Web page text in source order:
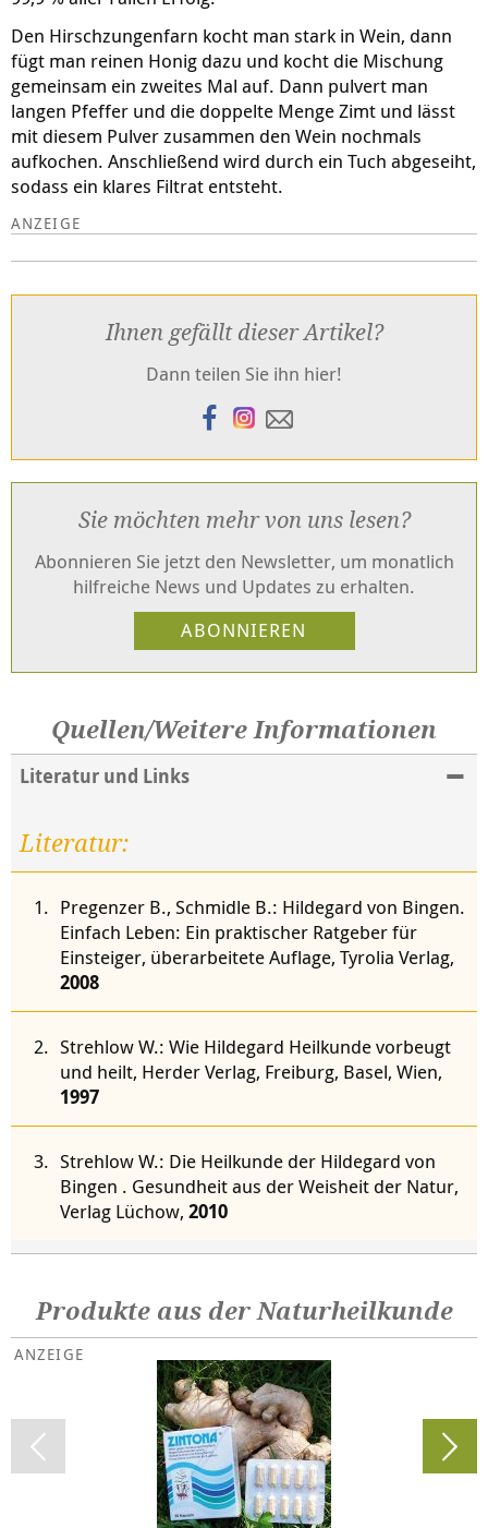
Den Hirschzungenfarn kocht man stark in Wein, dann
fügt man reinen Honig dazu und kocht die Mischung
gemeinsam ein zweites Mal auf. Dann pulvert man
langen Pfeffer und die doppelte Menge Zimt und lässt
mit diesem Pulver zusammen den Wein nochmals
aufkochen. Anschließend wird durch ein Tuch abgeseiht,
sodass ein klares Filtrat entsteht.
Ihnen gefällt dieser Artikel?
Dann teilen Sie ihn hier!
Sie möchten mehr von uns lesen?
Abonnieren Sie jetzt den Newsletter, um monatlich
hilfreiche News und Updates zu erhalten.
Quellen/Weitere Informationen
Literatur und Links
Literatur:
Pregenzer B., Schmidle B.: Hildegard von Bingen.
Einfach Leben: Ein praktischer Ratgeber für
Einsteiger, überarbeitete Auflage, Tyrolia Verlag,
2008
Strehlow W.: Wie Hildegard Heilkunde vorbeugt
und heilt, Herder Verlag, Freiburg, Basel, Wien,
1997
Strehlow W.: Die Heilkunde der Hildegard von
Bingen . Gesundheit aus der Weisheit der Natur,
Verlag Lüchow, 2010
Produkte aus der Naturheilkunde